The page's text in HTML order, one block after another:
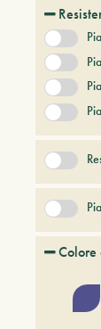
Alberi e
Conifere
+ Show More
Colore